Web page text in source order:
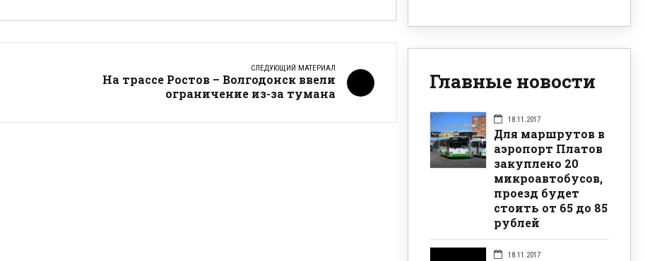
СЛЕДУЮЩИЙ МАТЕРИАЛ
На трассе Ростов – Волгодонск ввели
ограничение из-за тумана
Главные новости
18.11.2017
Для маршрутов в
аэропорт Платов
закуплено 20
микроавтобусов,
проезд будет
стоить от 65 до 85
рублей
18.11.2017